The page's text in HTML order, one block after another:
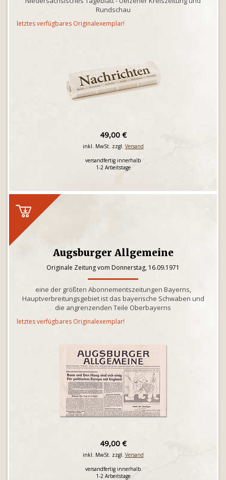
Rundschau
letztes verfügbares Originalexemplar!
49,00 €
inkl. MwSt. zzgl. Versand
versandfertig innerhalb
1-2 Arbeitstage
Augsburger Allgemeine
Originale Zeitung vom Donnerstag, 16.09.1971
eine der größten Abonnementszeitungen Bayerns,
Hauptverbreitungsgebiet ist das bayerische Schwaben und
die angrenzenden Teile Oberbayerns
letztes verfügbares Originalexemplar!
49,00 €
inkl. MwSt. zzgl. Versand
versandfertig innerhalb
1-2 Arbeitstage